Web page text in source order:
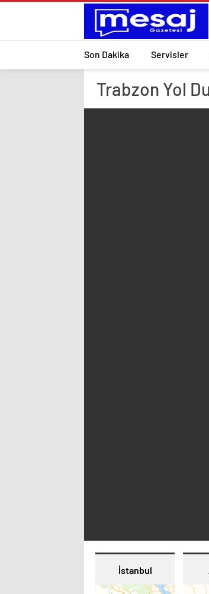
Son Dakika Servisler
Trabzon Yol
İstanbul